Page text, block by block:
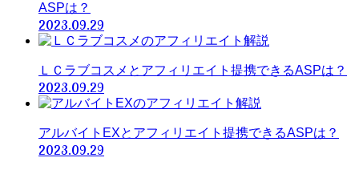
ASPは？
2023.09.29
ＬＣラブコスメとアフィリエイト提携できるASPは？
2023.09.29
アルバイトEXとアフィリエイト提携できるASPは？
2023.09.29